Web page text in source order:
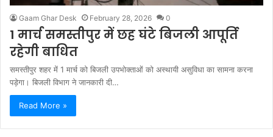
Gaam Ghar Desk February 28, 2026 0
1 मार्च समस्तीपुर में छह घंटे बिजली आपूर्ति
रहेगी बाधित
समस्तीपुर शहर में 1 मार्च को बिजली उपभोक्ताओं को अस्थायी असुविधा का सामना करना
पड़ेगा। बिजली विभाग ने जानकारी दी…
Read More »